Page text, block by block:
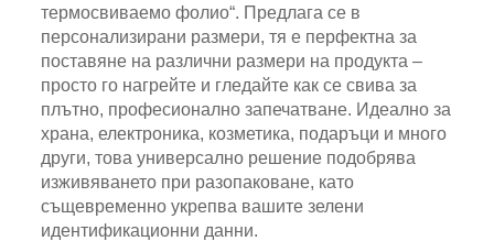
термосвиваемо фолио“. Предлага се в
персонализирани размери, тя е перфектна за
поставяне на различни размери на продукта –
просто го нагрейте и гледайте как се свива за
плътно, професионално запечатване. Идеално за
храна, електроника, козметика, подаръци и много
други, това универсално решение подобрява
изживяването при разопаковане, като
същевременно укрепва вашите зелени
идентификационни данни.